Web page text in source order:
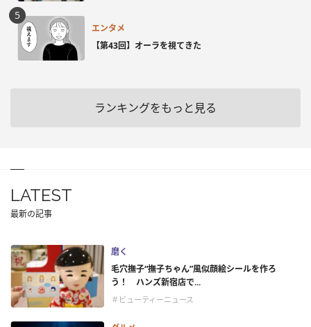
エンタメ
【第43回】オーラを視てきた
ランキングをもっと見る
LATEST
最新の記事
磨く
毛穴撫子“撫子ちゃん”風似顔絵シールを作ろ
う！ ハンズ新宿店で...
＃ビューティーニュース